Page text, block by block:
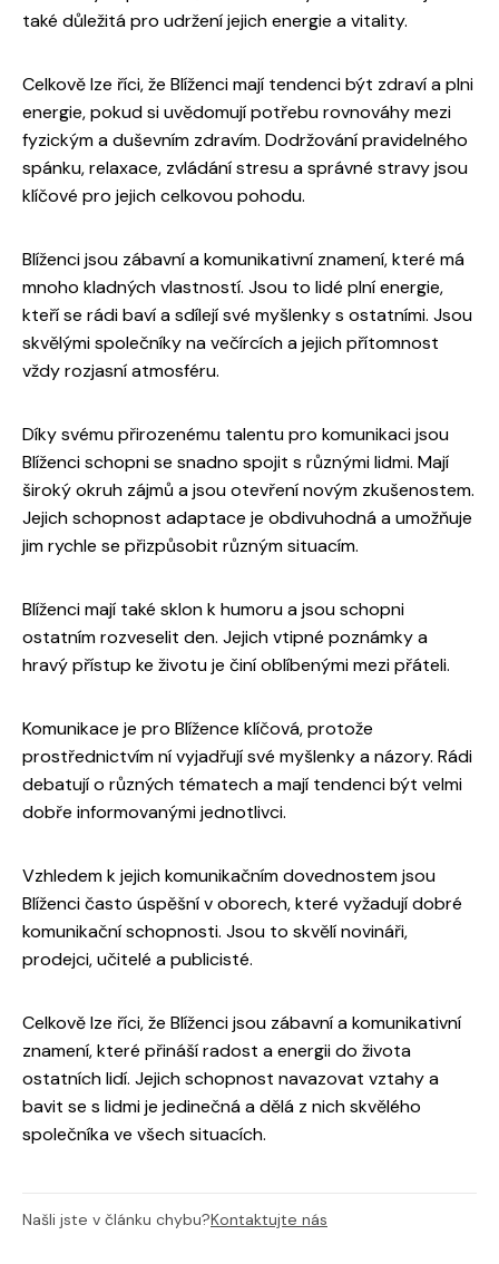
také důležitá pro udržení jejich energie a vitality.
Celkově lze říci, že Blíženci mají tendenci být zdraví a plni
energie, pokud si uvědomují potřebu rovnováhy mezi
fyzickým a duševním zdravím. Dodržování pravidelného
spánku, relaxace, zvládání stresu a správné stravy jsou
klíčové pro jejich celkovou pohodu.
Blíženci jsou zábavní a komunikativní znamení, které má
mnoho kladných vlastností. Jsou to lidé plní energie,
kteří se rádi baví a sdílejí své myšlenky s ostatními. Jsou
skvělými společníky na večírcích a jejich přítomnost
vždy rozjasní atmosféru.
Díky svému přirozenému talentu pro komunikaci jsou
Blíženci schopni se snadno spojit s různými lidmi. Mají
široký okruh zájmů a jsou otevření novým zkušenostem.
Jejich schopnost adaptace je obdivuhodná a umožňuje
jim rychle se přizpůsobit různým situacím.
Blíženci mají také sklon k humoru a jsou schopni
ostatním rozveselit den. Jejich vtipné poznámky a
hravý přístup ke životu je činí oblíbenými mezi přáteli.
Komunikace je pro Blížence klíčová, protože
prostřednictvím ní vyjadřují své myšlenky a názory. Rádi
debatují o různých tématech a mají tendenci být velmi
dobře informovanými jednotlivci.
Vzhledem k jejich komunikačním dovednostem jsou
Blíženci často úspěšní v oborech, které vyžadují dobré
komunikační schopnosti. Jsou to skvělí novináři,
prodejci, učitelé a publicisté.
Celkově lze říci, že Blíženci jsou zábavní a komunikativní
znamení, které přináší radost a energii do života
ostatních lidí. Jejich schopnost navazovat vztahy a
bavit se s lidmi je jedinečná a dělá z nich skvělého
společníka ve všech situacích.
Našli jste v článku chybu?Kontaktujte nás